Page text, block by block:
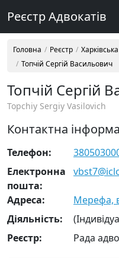
Реєстр Адвокатів
Головна Реєстр
Топчій Сергій Васильович
Топчій Сергій
Topchiy Sergiy Vasilovich
Контактна
Телефон:
Електронна
пошта:
Адреса:
Мерефа,
Діяльність:
Реєстр:
Рада